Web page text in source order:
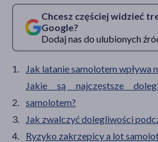
Chcesz częściej widzieć
Google?
Dodaj nas do ulubionych
Jak latanie samolotem wpływa
Jakie są najczęstsze
samolotem?
Jak zwalczyć dolegliwości
Ryzyko zakrzepicy a lot